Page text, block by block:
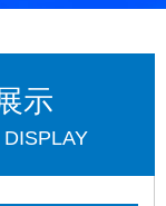
示